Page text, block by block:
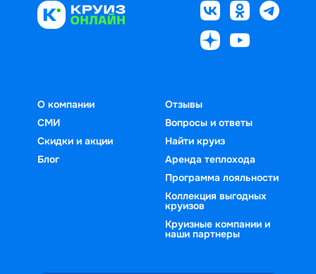
О компании
СМИ
Скидки и акции
Блог
Отзывы
Вопросы и ответы
Найти круиз
Аренда теплохода
Программа лояльности
Коллекция выгодных
круизов
Круизные компании и
наши партнеры